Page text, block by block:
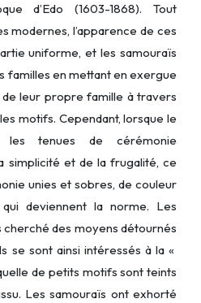
d’Edo (1603-1868). Tout
modernes, l’apparence de ces
uniforme, et les samouraïs
familles en mettant en exergue
leur propre famille à travers
motifs. Cependant, lorsque le
les tenues de cérémonie
simplicité et de la frugalité, ce
unies et sobres, de couleur
deviennent la norme. Les
des moyens détournés
se sont ainsi intéressés à la «
de petits motifs sont teints
Les samouraïs ont exhorté